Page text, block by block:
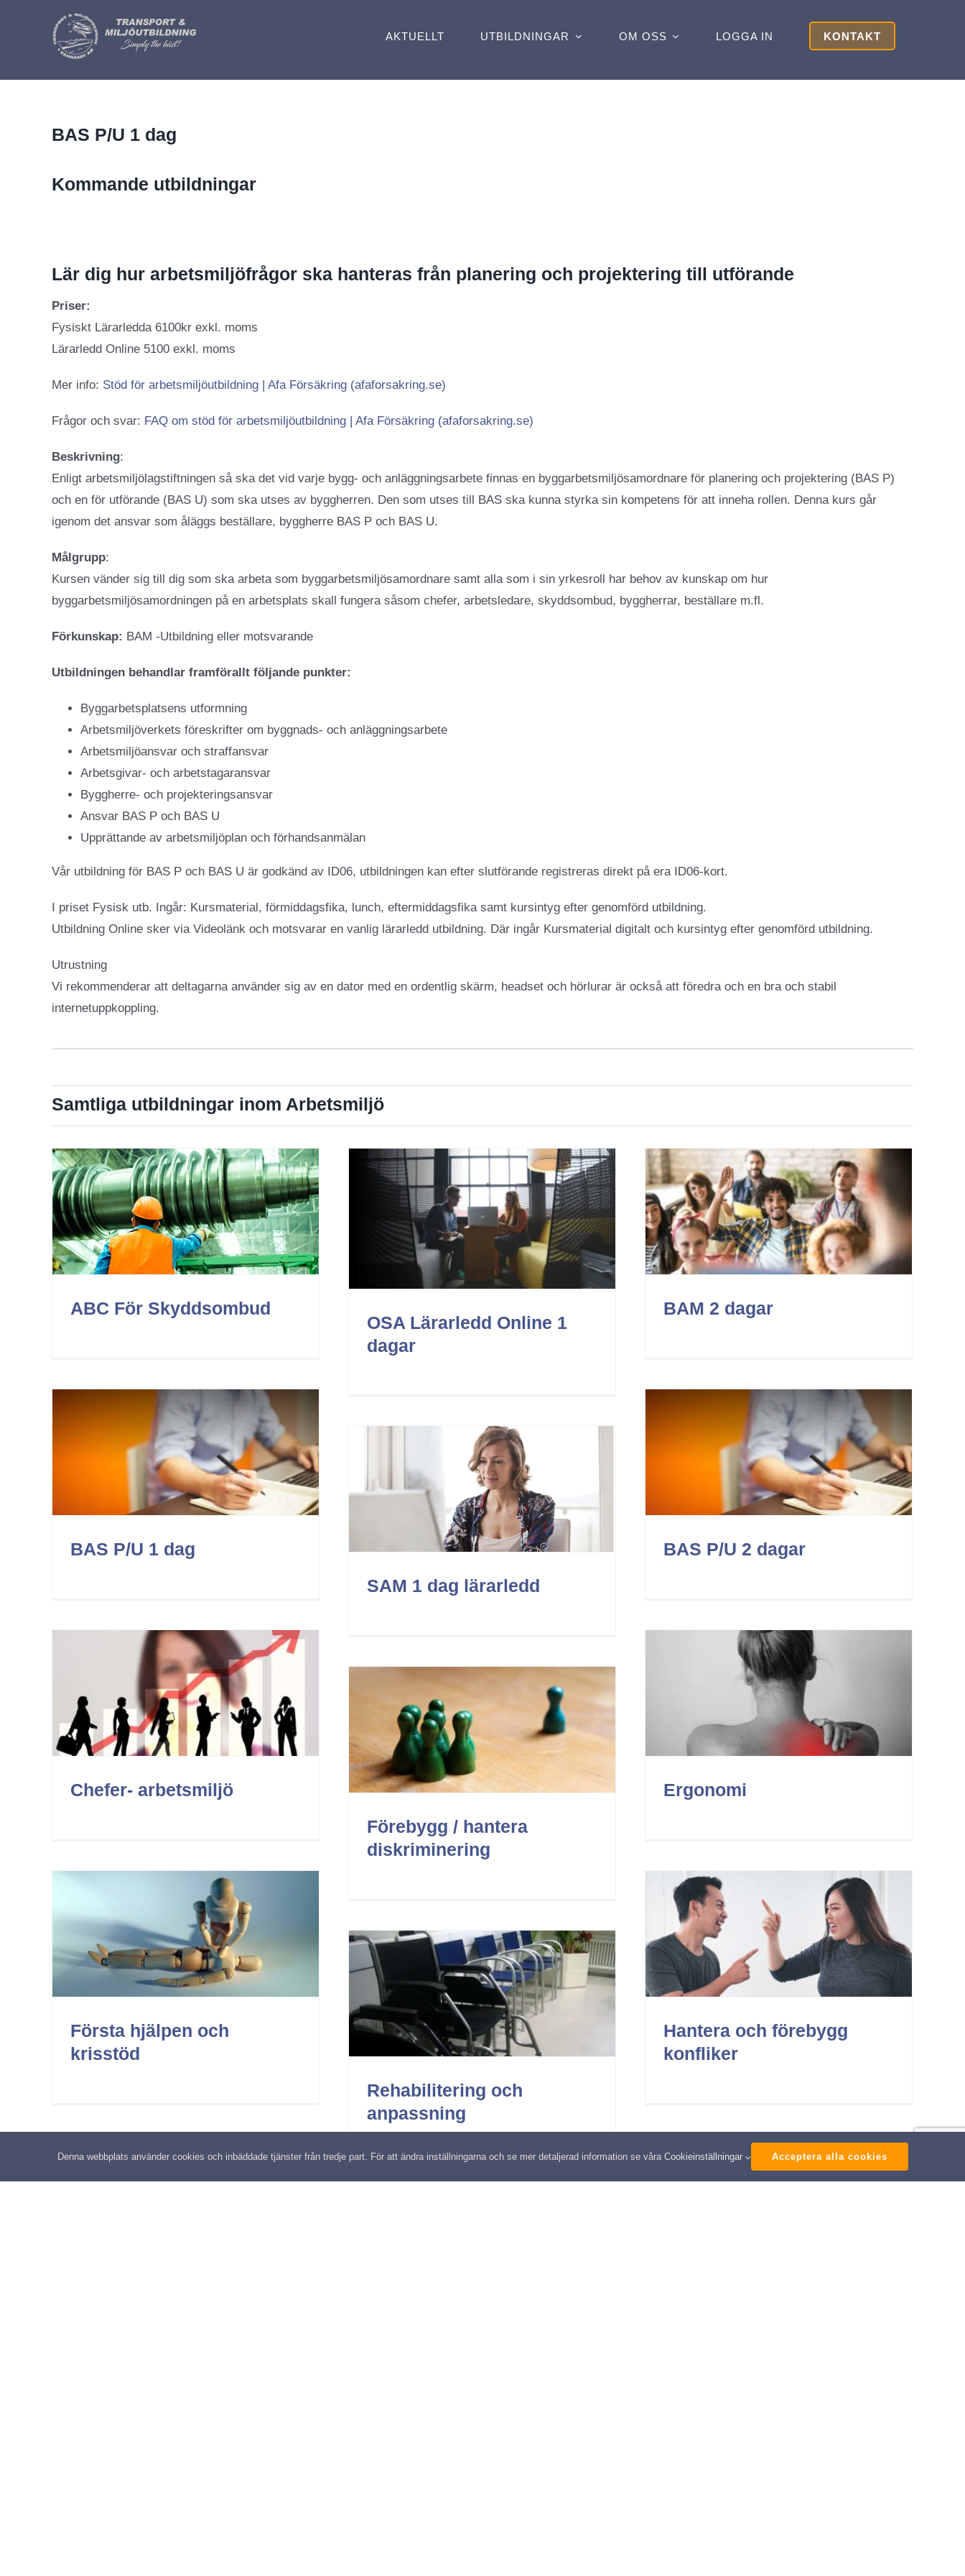
AKTUELLT UTBILDNINGAR OM OSS LOGGA IN KONTAKT
BAS P/U 1 dag
Kommande utbildningar
Lär dig hur arbetsmiljöfrågor ska hanteras från planering och projektering till utförande
Priser:
Fysiskt Lärarledda 6100kr exkl. moms
Lärarledd Online 5100 exkl. moms
Mer info: Stöd för arbetsmiljöutbildning | Afa Försäkring (afaforsakring.se)
Frågor och svar: FAQ om stöd för arbetsmiljöutbildning | Afa Försäkring (afaforsakring.se)
Beskrivning:
Enligt arbetsmiljölagstiftningen så ska det vid varje bygg- och anläggningsarbete finnas en byggarbetsmiljösamordnare för planering och projektering (BAS P)
och en för utförande (BAS U) som ska utses av byggherren. Den som utses till BAS ska kunna styrka sin kompetens för att inneha rollen. Denna kurs går
igenom det ansvar som åläggs beställare, byggherre BAS P och BAS U.
Målgrupp:
Kursen vänder sig till dig som ska arbeta som byggarbetsmiljösamordnare samt alla som i sin yrkesroll har behov av kunskap om hur
byggarbetsmiljösamordningen på en arbetsplats skall fungera såsom chefer, arbetsledare, skyddsombud, byggherrar, beställare m.fl.
Förkunskap: BAM -Utbildning eller motsvarande
Utbildningen behandlar framförallt följande punkter:
Byggarbetsplatsens utformning
Arbetsmiljöverkets föreskrifter om byggnads- och anläggningsarbete
Arbetsmiljöansvar och straffansvar
Arbetsgivar- och arbetstagaransvar
Byggherre- och projekteringsansvar
Ansvar BAS P och BAS U
Upprättande av arbetsmiljöplan och förhandsanmälan
Vår utbildning för BAS P och BAS U är godkänd av ID06, utbildningen kan efter slutförande registreras direkt på era ID06-kort.
I priset Fysisk utb. Ingår: Kursmaterial, förmiddagsfika, lunch, eftermiddagsfika samt kursintyg efter genomförd utbildning.
Utbildning Online sker via Videolänk och motsvarar en vanlig lärarledd utbildning. Där ingår Kursmaterial digitalt och kursintyg efter genomförd utbildning.
Utrustning
Vi rekommenderar att deltagarna använder sig av en dator med en ordentlig skärm, headset och hörlurar är också att föredra och en bra och stabil
internetuppkoppling.
Samtliga utbildningar inom Arbetsmiljö
ABC För Skyddsombud
OSA Lärarledd Online 1 dagar
Arbetsmiljö
OSA Lärarledd Online 1
dagar
BAM 2 dagar
Arbetsmiljö
BAM 2 dagar
BAS P/U 1 dag
BAS P/U 2 dagar
Arbetsmiljö
BAS P/U 2 dagar
SAM 1 dag lärarledd
Arbetsmiljö
SAM 1 dag lärarledd
Chefer- arbetsmiljö Ergonomi
Förebygg / hantera diskriminering
Arbetsmiljö
Förebygg / hantera
diskriminering
Första hjälpen och
krisstöd
Hantera och förebygg konfliker
Arbetsmiljö
Hantera och förebygg
konfliker
Rehabilitering och anpassning
Rehabilitering och
anpassning
Denna webbplats använder cookies och inbäddade tjänster från tredje part. För att ändra inställningarna och se mer detaljerad information se våra Cookieinställningar Acceptera alla cookies